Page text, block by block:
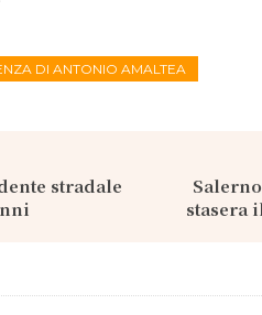
DI ANTONIO AMALTEA
stradale
stasera